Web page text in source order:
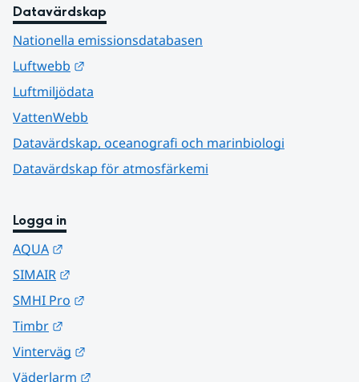
Datavärdskap
Nationella emissionsdatabasen
Luftwebb
Luftmiljödata
VattenWebb
Datavärdskap, oceanografi och marinbiologi
Datavärdskap för atmosfärkemi
Logga in
AQUA
SIMAIR
SMHI Pro
Timbr
Vinterväg
Väderlarm